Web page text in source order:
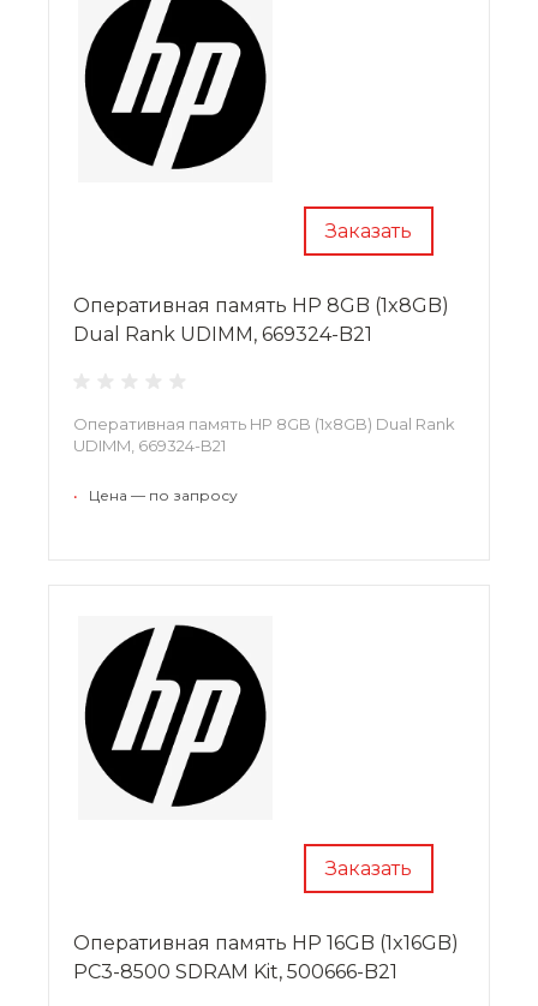
Заказать
Оперативная память HP 8GB (1x8GB)
Dual Rank UDIMM, 669324-B21
Оперативная память HP 8GB (1x8GB) Dual Rank
UDIMM, 669324-B21
• Цена — по запросу
Заказать
Оперативная память HP 16GB (1x16GB)
PC3-8500 SDRAM Kit, 500666-B21